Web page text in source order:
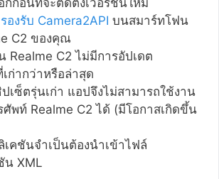
กก่อนที่จะติดตั้งเวอร์ชันใหม่
รองรับ Camera2API บนสมาร์ทโฟน
C2 ของคุณ
Realme C2 ไม่มีการอัปเดต
ก่ากว่าหรือล่าสุด
เซ็ตรุ่นเก่า แอปจึงไม่สามารถใช้งาน
ศัพท์ Realme C2 ได้ (มีโอกาสเกิดขึ้น
เคชันจำเป็นต้องนำเข้าไฟล์
น XML